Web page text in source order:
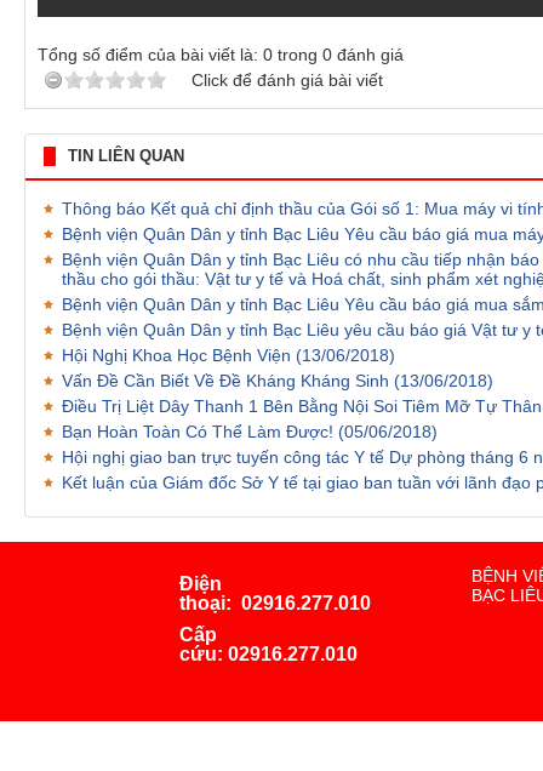
Tổng số điểm của bài viết là: 0 trong 0 đánh giá
Click để đánh giá bài viết
TIN LIÊN QUAN
Thông báo Kết quả chỉ định thầu của Gói số 1: Mua máy vi
Bệnh viện Quân Dân y tỉnh Bạc Liêu Yêu cầu báo giá mua
Bệnh viện Quân Dân y tỉnh Bạc Liêu có nhu cầu tiếp nhận
thầu cho gói thầu: Vật tư y tế và Hoá chất, sinh phẩm xét
Bệnh viện Quân Dân y tỉnh Bạc Liêu Yêu cầu báo giá mua
Bệnh viện Quân Dân y tỉnh Bạc Liêu yêu cầu báo giá Vật tư y
Hội Nghị Khoa Học Bệnh Viện (13/06/2018)
Vấn Đề Cần Biết Về Đề Kháng Kháng Sinh (13/06/2018)
Điều Trị Liệt Dây Thanh 1 Bên Bằng Nội Soi Tiêm Mỡ Tự
Bạn Hoàn Toàn Có Thể Làm Được! (05/06/2018)
Hội nghị giao ban trực tuyến công tác Y tế Dự phòng tháng 6
Kết luận của Giám đốc Sở Y tế tại giao ban tuần với lãnh
Điện
thoại: 02916.277.010
Cấp
cứu: 02916.277.010
BỆNH
BẠC